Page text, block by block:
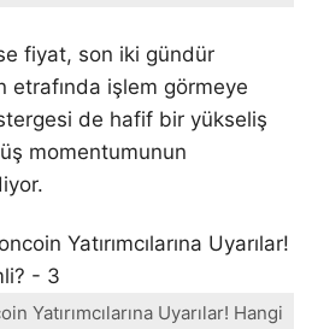
fiyat, son iki gündür
etrafında işlem görmeye
de hafif bir yükseliş
momentumunun
Yatırımcılarına Uyarılar! Hangi